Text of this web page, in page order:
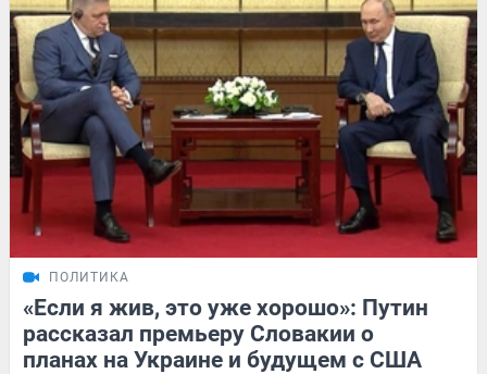
ПОЛИТИКА
«Если я жив, это уже хорошо»: Путин
рассказал премьеру Словакии о
планах на Украине и будущем с США